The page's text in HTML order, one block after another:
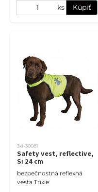
ks Kúpiť
3xi-30081
Safety vest, reflective,
S: 24 cm
bezpečnostná reflexná
vesta Trixie